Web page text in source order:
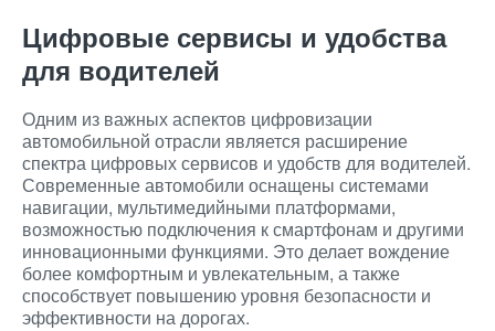
Цифровые сервисы и удобства
для водителей
Одним из важных аспектов цифровизации
автомобильной отрасли является расширение
спектра цифровых сервисов и удобств для водителей.
Современные автомобили оснащены системами
навигации, мультимедийными платформами,
возможностью подключения к смартфонам и другими
инновационными функциями. Это делает вождение
более комфортным и увлекательным, а также
способствует повышению уровня безопасности и
эффективности на дорогах.